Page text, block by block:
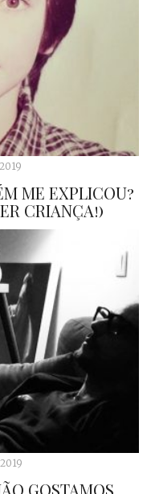
ME EXPLICOU?
CRIANÇA!)
GOSTAMOS